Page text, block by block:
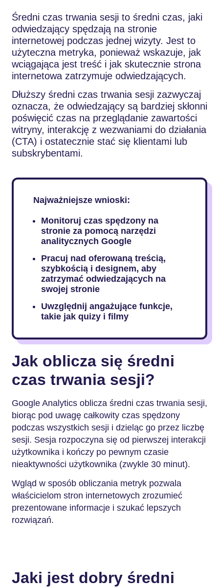
Średni czas trwania sesji to średni czas, jaki
odwiedzający spędzają na stronie
internetowej podczas jednej wizyty. Jest to
użyteczna metryka, ponieważ wskazuje, jak
wciągająca jest treść i jak skutecznie strona
internetowa zatrzymuje odwiedzających.
Dłuższy średni czas trwania sesji zazwyczaj
oznacza, że odwiedzający są bardziej skłonni
poświęcić czas na przeglądanie zawartości
witryny, interakcję z wezwaniami do działania
(CTA) i ostatecznie stać się klientami lub
subskrybentami.
Najważniejsze wnioski:
Monitoruj czas spędzony na
stronie za pomocą narzędzi
analitycznych Google
Pracuj nad oferowaną treścią,
szybkością i designem, aby
zatrzymać odwiedzających na
swojej stronie
Uwzględnij angażujące funkcje,
takie jak quizy i filmy
Jak oblicza się średni
czas trwania sesji?
Google Analytics oblicza średni czas trwania sesji,
biorąc pod uwagę całkowity czas spędzony
podczas wszystkich sesji i dzieląc go przez liczbę
sesji. Sesja rozpoczyna się od pierwszej interakcji
użytkownika i kończy po pewnym czasie
nieaktywności użytkownika (zwykle 30 minut).
Wgląd w sposób obliczania metryk pozwala
właścicielom stron internetowych zrozumieć
prezentowane informacje i szukać lepszych
rozwiązań.
Jaki jest dobry średni